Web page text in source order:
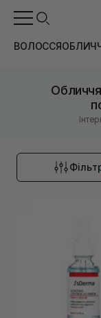
ВОЛОССЯ